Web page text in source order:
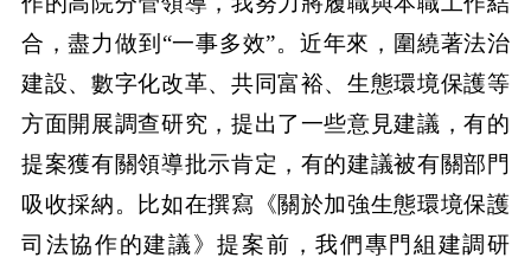
合，盡力做到“一事多效”。近年來，圍繞著法治
建設、數字化改革、共同富裕、生態環境保護等
方面開展調查研究，提出了一些意見建議，有的
提案獲有關領導批示肯定，有的建議被有關部門
吸收採納。比如在撰寫《關於加強生態環境保護
司法協作的建議》提案前，我們專門組建調研